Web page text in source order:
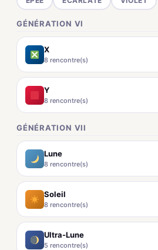
GÉNÉRATION VI
X
8 rencontre(s)
Y
8 rencontre(s)
GÉNÉRATION VII
Lune
8 rencontre(s)
Soleil
8 rencontre(s)
Ultra-Lune
5 rencontre(s)